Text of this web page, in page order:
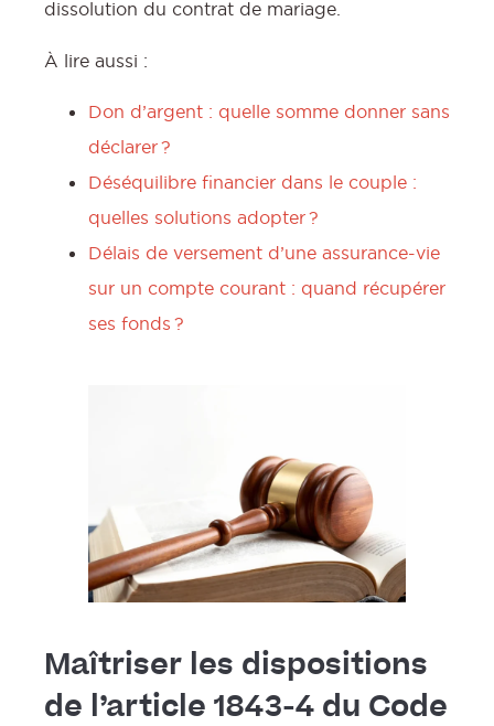
dissolution du contrat de mariage.
À lire aussi :
Don d’argent : quelle somme donner sans
déclarer ?
Déséquilibre financier dans le couple :
quelles solutions adopter ?
Délais de versement d’une assurance-vie
sur un compte courant : quand récupérer
ses fonds ?
Maîtriser les dispositions
de l’article 1843-4 du Code